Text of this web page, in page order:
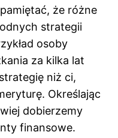
że różne
strategii
osoby
za kilka lat
niż ci,
Określając
dobierzemy
finansowe.